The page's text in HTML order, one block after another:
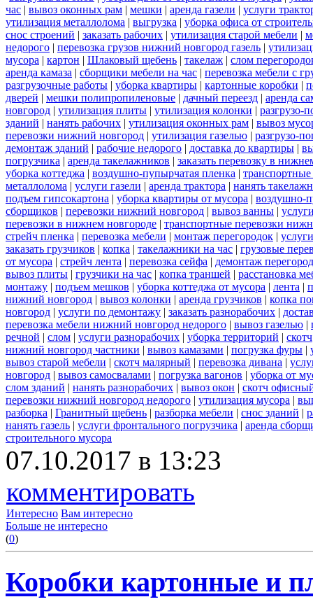
час | вывоз оконных рам | мешки | аренда газели | услуги
утилизация металлолома | выгрузка | уборка офиса от
снос строений | заказать рабочих | утилизация старой мебели |
недорого | перевозка грузов нижний новгород газель |
мусора | картон | Шлаковый щебень | такелаж | слом
аренда камаза | сборщики мебели на час | перевозка мебели с
разгрузочные работы | уборка квартиры | картонные коробки |
дверей | мешки полипропиленовые | дачный переезд | аренда
новгород | утилизация плиты | утилизация колонки | разгрузо-
зданий | нанять рабочих | утилизация оконных рам | вывоз
перевозки нижний новгород | утилизация газелью | разгрузо-
демонтаж зданий | рабочие недорого | доставка до квартиры |
погрузчика | аренда такелажников | заказать перевозку в
уборка коттеджа | воздушно-пупырчатая пленка | транспортные
металлолома | услуги газели | аренда трактора | нанять
подъем гипсокартона | уборка квартиры от мусора | воздушно-
сборщиков | перевозки нижний новгород | вывоз ванны |
перевозки в нижнем новгороде | транспортные перевозки
стрейч пленка | перевозка мебели | монтаж перегородок |
заказать грузчиков | копка | такелажники на час | грузовые
от мусора | стрейч лента | перевозка сейфа | демонтаж
вывоз плиты | грузчики на час | копка траншей | расстановка
монтажу | подъем мешков | уборка коттеджа от мусора | лента |
нижний новгород | вывоз колонки | аренда грузчиков | копка
новгород | услуги по демонтажу | заказать разнорабочих |
перевозка мебели нижний новгород недорого | вывоз газелью |
речной | слом | услуги разнорабочих | уборка территорий | скотч
нижний новгород частники | вывоз камазами | погрузка фуры |
вывоз старой мебели | скотч малярный | перевозка дивана |
новгород | вывоз самосвалами | погрузка вагонов | уборка от
слом зданий | нанять разнорабочих | вывоз окон | скотч
перевозки нижний новгород недорого | утилизация мусора |
разборка | Гранитный щебень | разборка мебели | снос зданий |
нанять газель | услуги фронтального погрузчика | аренда
строительного мусора
07.10.2017 в 13:23
комментировать
Интересно Вам интересно
Больше не интересно
(0)
Коробки картонные и